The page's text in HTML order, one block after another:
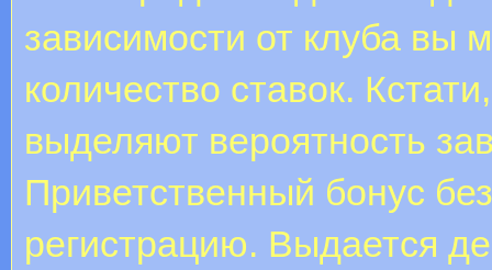
зависимости от клуба вы
количество ставок.
выделяют вероятность
Приветственный бонус
регистрацию. Выдается